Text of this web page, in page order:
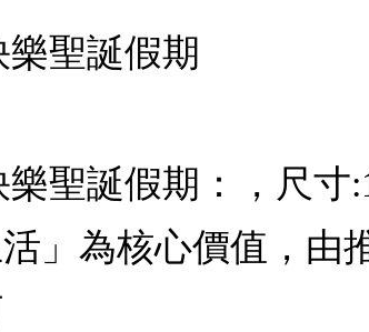
樂聖誕假期
樂聖誕假期：，尺
」為核心價值，由